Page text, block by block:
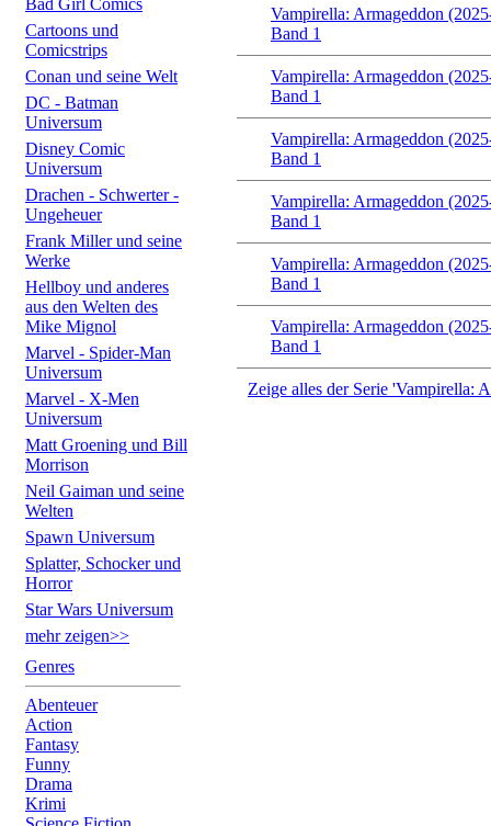
Bad Girl Comics
Cartoons und
Comicstrips
Conan und seine Welt
DC - Batman
Universum
Disney Comic
Universum
Drachen - Schwerter -
Ungeheuer
Frank Miller und seine
Werke
Hellboy und anderes
aus den Welten des
Mike Mignol
Marvel - Spider-Man
Universum
Marvel - X-Men
Universum
Matt Groening und Bill
Morrison
Neil Gaiman und seine
Welten
Spawn Universum
Splatter, Schocker und
Horror
Star Wars Universum
mehr zeigen>>
Genres
Abenteuer
Action
Fantasy
Funny
Drama
Krimi
Vampirella: Armageddon
Band 1
Vampirella: Armageddon
Band 1
Vampirella: Armageddon
Band 1
Vampirella: Armageddon
Band 1
Vampirella: Armageddon
Band 1
Vampirella: Armageddon
Band 1
Zeige alles der Serie 'Vampirella: